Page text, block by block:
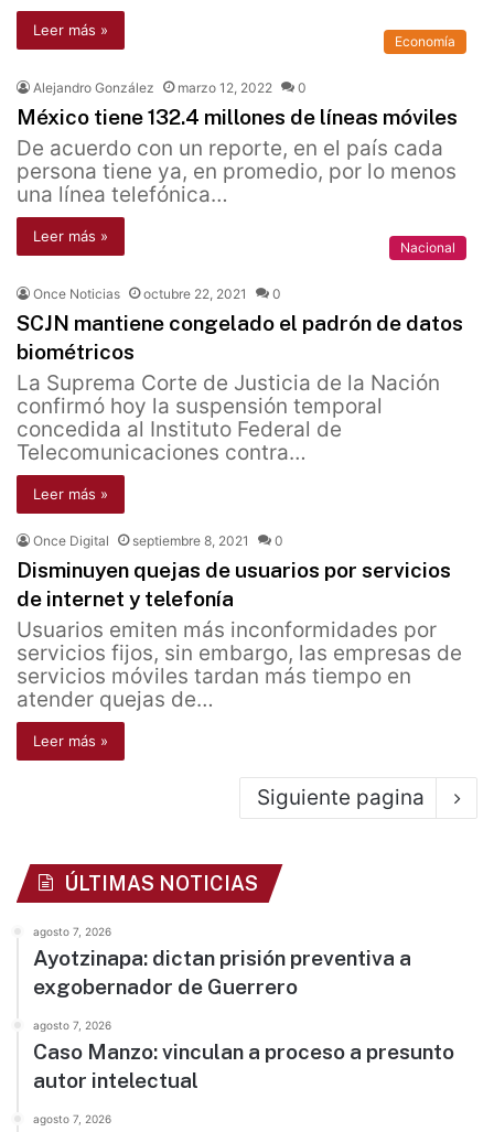
Leer más »
Economía
Alejandro González marzo 12, 2022 0
México tiene 132.4 millones de líneas móviles
De acuerdo con un reporte, en el país cada
persona tiene ya, en promedio, por lo menos
una línea telefónica…
Leer más »
Nacional
Once Noticias octubre 22, 2021 0
SCJN mantiene congelado el padrón de datos
biométricos
La Suprema Corte de Justicia de la Nación
confirmó hoy la suspensión temporal
concedida al Instituto Federal de
Telecomunicaciones contra…
Leer más »
Once Digital septiembre 8, 2021 0
Disminuyen quejas de usuarios por servicios
de internet y telefonía
Usuarios emiten más inconformidades por
servicios fijos, sin embargo, las empresas de
servicios móviles tardan más tiempo en
atender quejas de…
Leer más »
Siguiente pagina
ÚLTIMAS NOTICIAS
agosto 7, 2026
Ayotzinapa: dictan prisión preventiva a
exgobernador de Guerrero
agosto 7, 2026
Caso Manzo: vinculan a proceso a presunto
autor intelectual
agosto 7, 2026